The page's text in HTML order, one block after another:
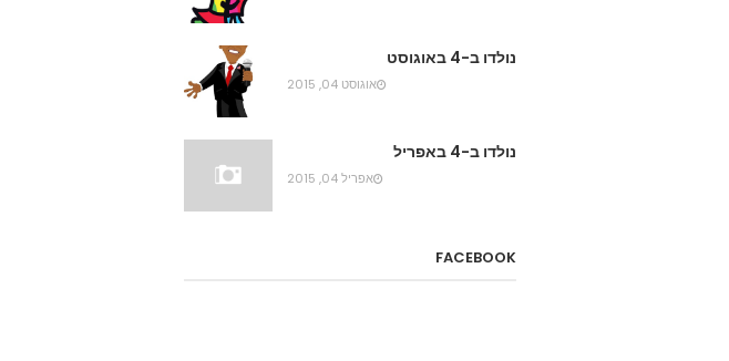
נולדו ב-4 באוגוסט
אוגוסט 04, 2015
נולדו ב-4 באפריל
אפריל 04, 2015
FACEBOOK